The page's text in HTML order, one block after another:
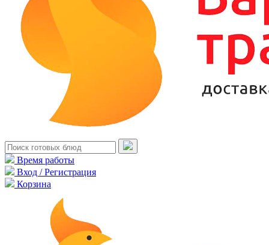
Время работы
Вход / Регистрация
Корзина